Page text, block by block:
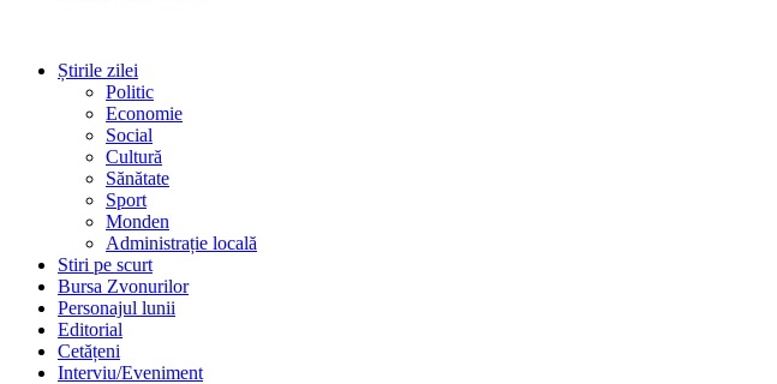
Știrile zilei
Politic
Economie
Social
Cultură
Sănătate
Sport
Monden
Administrație locală
Stiri pe scurt
Bursa Zvonurilor
Personajul lunii
Editorial
Cetățeni
Interviu/Eveniment